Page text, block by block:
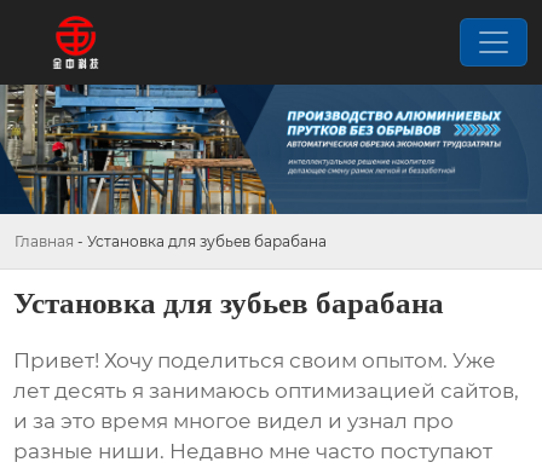
Главная - Установка для зубьев барабана
Установка для зубьев барабана
Привет! Хочу поделиться своим опытом. Уже
лет десять я занимаюсь оптимизацией сайтов,
и за это время многое видел и узнал про
разные ниши. Недавно мне часто поступают